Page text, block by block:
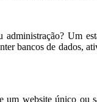
administração? Um
bancos de dados,
website único ou